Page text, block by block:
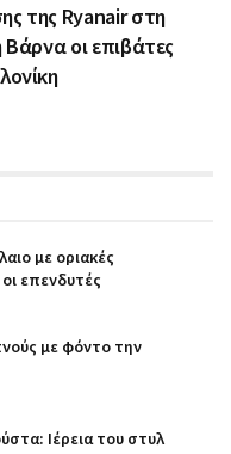
της Ryanair στη
οι επιβάτες
με οριακές
επενδυτές
με φόντο την
Ιέρεια του στυλ